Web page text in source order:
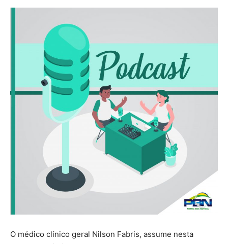
O médico clínico geral Nilson Fabris, assume nesta